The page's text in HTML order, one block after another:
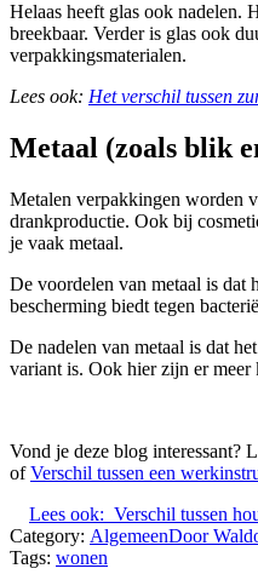
Helaas heeft glas ook nadelen.
breekbaar. Verder is glas ook
verpakkingsmaterialen.
Lees ook: Het verschil tussen
Metaal (zoals blik
Metalen verpakkingen worden
drankproductie. Ook bij
je vaak metaal.
De voordelen van metaal is dat
bescherming biedt tegen
De nadelen van metaal is dat
variant is. Ook hier zijn er meer
Vond je deze blog interessant?
ofVerschil tussen een
Lees ook: Verschil tussen
Category: AlgemeenDoor
Tags: wonen